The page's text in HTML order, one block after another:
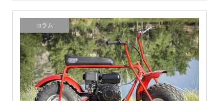
コラム